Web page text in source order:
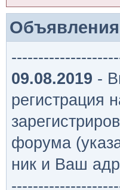
Объявления
09.08.2019 -
регистрация
форума
ник и Ваш